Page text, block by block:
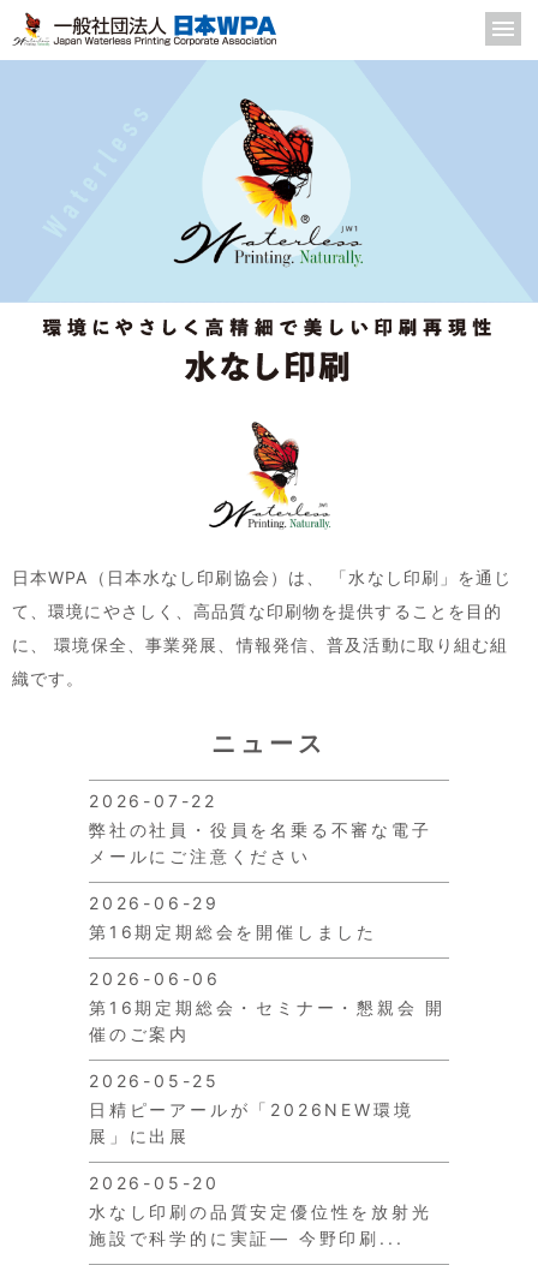
日本WPA（日本水なし印刷協会）は、
「水なし印刷」を通じ
て、環境にやさしく、高品質な印刷物を提供することを目的
に、
環境保全、事業発展、情報発信、普及活動に取り組む組
織です。
ニュース
2026-07-22
弊社の社員・役員を名乗る不審な電子
メールにご注意ください
2026-06-29
第16期定期総会を開催しました
2026-06-06
第16期定期総会・セミナー・懇親会 開
催のご案内
2026-05-25
日精ピーアールが「2026NEW環境
展」に出展
2026-05-20
水なし印刷の品質安定優位性を放射光
施設で科学的に実証― 今野印刷...